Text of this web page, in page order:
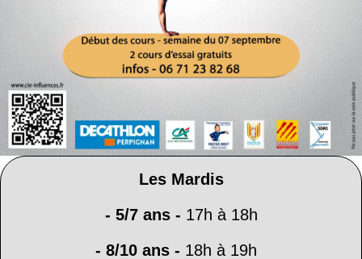
Les Mardis
- 5/7 ans - 17h à 18h
- 8/10 ans - 18h à 19h